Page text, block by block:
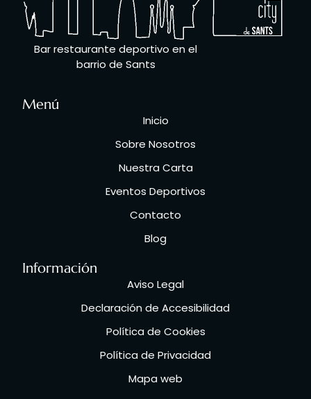
Bar restaurante deportivo en el
barrio de Sants
Menú
Inicio
Sobre Nosotros
Nuestra Carta
Eventos Deportivos
Contacto
Blog
Información
Aviso Legal
Declaración de Accesibilidad
Política de Cookies
Política de Privacidad
Mapa web